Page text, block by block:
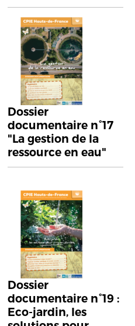
Dossier
documentaire n°17
"La gestion de la
ressource en eau"
Dossier
documentaire n°19 :
Eco-jardin, les